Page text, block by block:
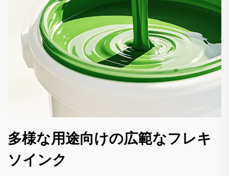
多様な用途向けの広範なフレキ
ソインク